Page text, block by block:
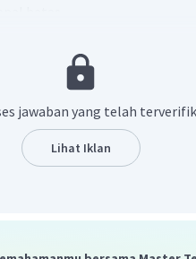
semakin dalam
kontur, daerah berbukit,
kadang untuk jalan raya.
gedung penting.
jawaban yang telah
Lihat Iklan